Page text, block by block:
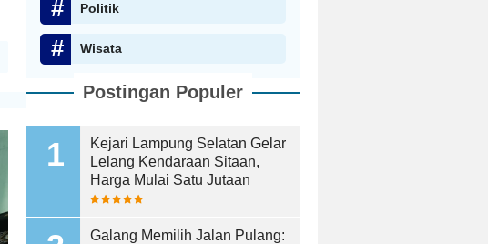
Politik
Wisata
Postingan Populer
Kejari Lampung Selatan Gelar
Lelang Kendaraan Sitaan,
Harga Mulai Satu Jutaan
Galang Memilih Jalan Pulang: